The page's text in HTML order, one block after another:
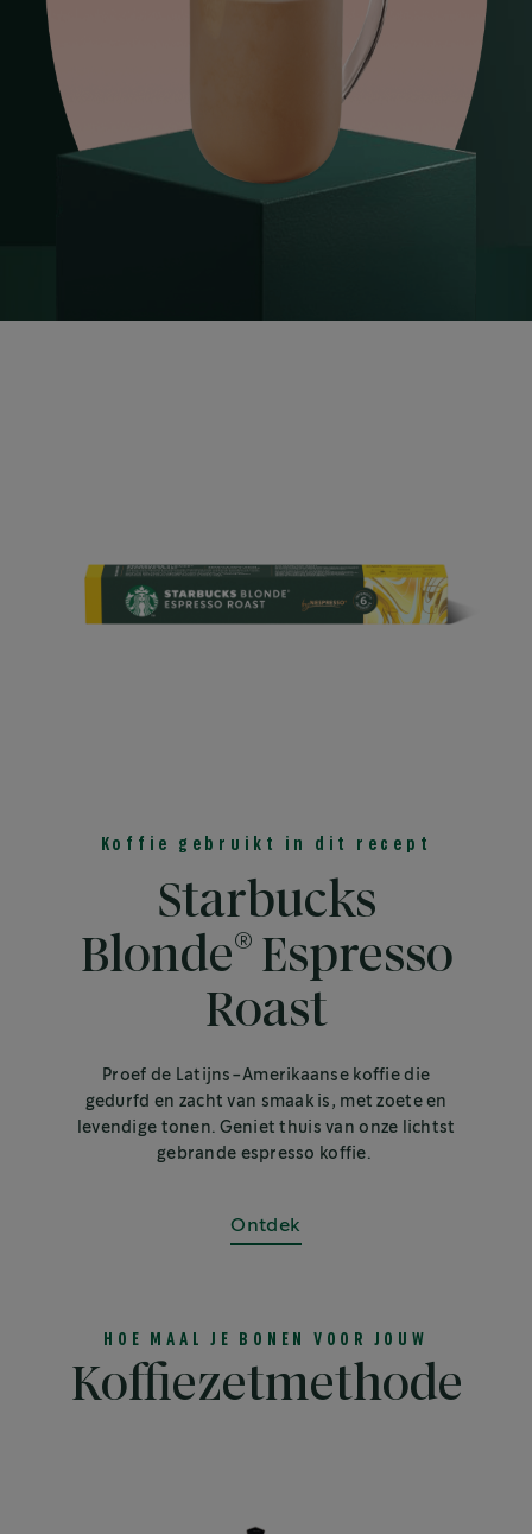
Koffie gebruikt in dit recept
Starbucks
Blonde® Espresso
Roast
Proef de Latijns-Amerikaanse koffie die
gedurfd en zacht van smaak is, met zoete en
levendige tonen. Geniet thuis van onze lichtst
gebrande espresso koffie.
Ontdek
HOE MAAL JE BONEN VOOR JOUW
Koffiezetmethode